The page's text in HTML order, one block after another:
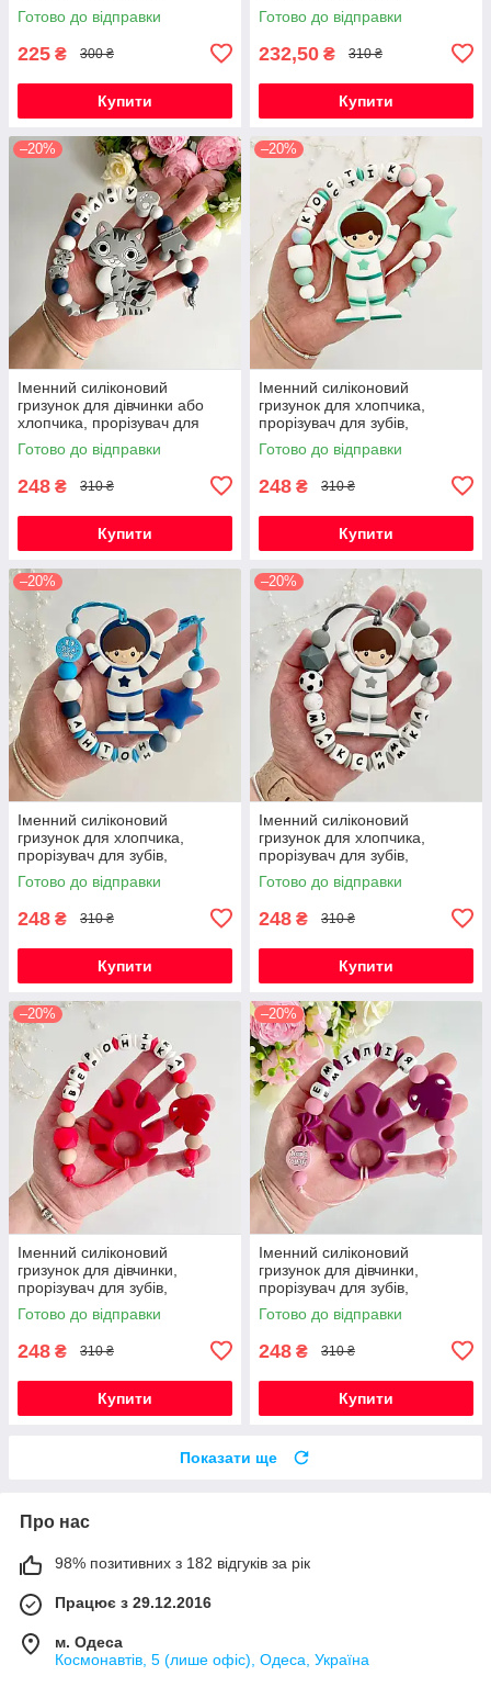
Готово до відправки
225 ₴ 300 ₴
Купити
Готово до відправки
232,50 ₴ 310 ₴
Купити
–20%
Іменний силіконовий
гризунок для дівчинки або
хлопчика, прорізувач для
зубів, котик Фелікс (сірий)
Готово до відправки
248 ₴ 310 ₴
Купити
–20%
Іменний силіконовий
гризунок для хлопчика,
прорізувач для зубів,
Космонавт (м'ята)
Готово до відправки
248 ₴ 310 ₴
Купити
–20%
Іменний силіконовий
гризунок для хлопчика,
прорізувач для зубів,
Космонавт (темно-синій)
Готово до відправки
248 ₴ 310 ₴
Купити
–20%
Іменний силіконовий
гризунок для хлопчика,
прорізувач для зубів,
Космонавт (світло-сірий)
Готово до відправки
248 ₴ 310 ₴
Купити
–20%
Іменний силіконовий
гризунок для дівчинки,
прорізувач для зубів,
Монстера (червоний)
Готово до відправки
248 ₴ 310 ₴
Купити
–20%
Іменний силіконовий
гризунок для дівчинки,
прорізувач для зубів,
Монстера (винний)
Готово до відправки
248 ₴ 310 ₴
Купити
Показати ще
Про нас
98% позитивних з 182 відгуків за рік
Працює з 29.12.2016
м. Одеса
Космонавтів, 5 (лише офіс), Одеса, Україна